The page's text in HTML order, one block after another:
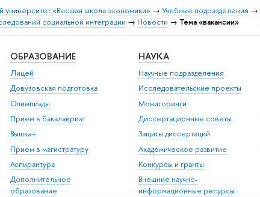
университет «Высшая школа экономики» → Учебные подразделения →
социальной интеграции → Новости → Тема «вакансии»
ОБРАЗОВАНИЕ
Лицей
Довузовская подготовка
Олимпиады
Прием в бакалавриат
Вышка+
Прием в магистратуру
Аспирантура
Дополнительное
образование
НАУКА
Научные подразделения
Исследовательские проекты
Мониторинги
Диссертационные советы
Защиты диссертаций
Академическое развитие
Конкурсы и гранты
Внешние научно-
информационные ресурсы